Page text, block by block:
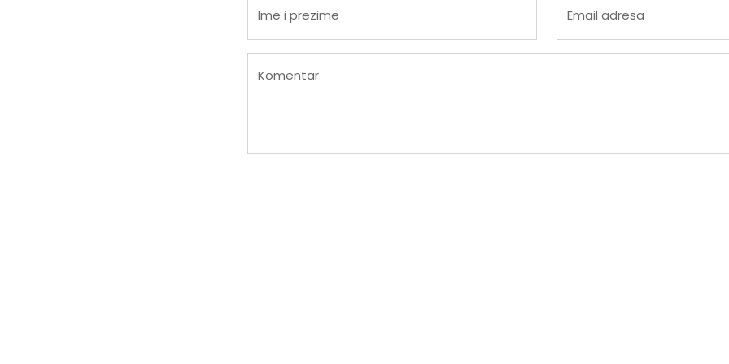
Ime i prezime Email adresa
Komentar